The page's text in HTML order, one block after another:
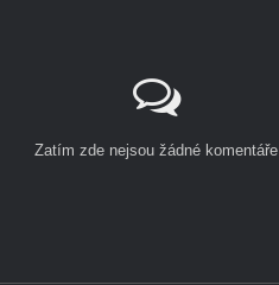
Zatím zde nejsou žádné komentáře